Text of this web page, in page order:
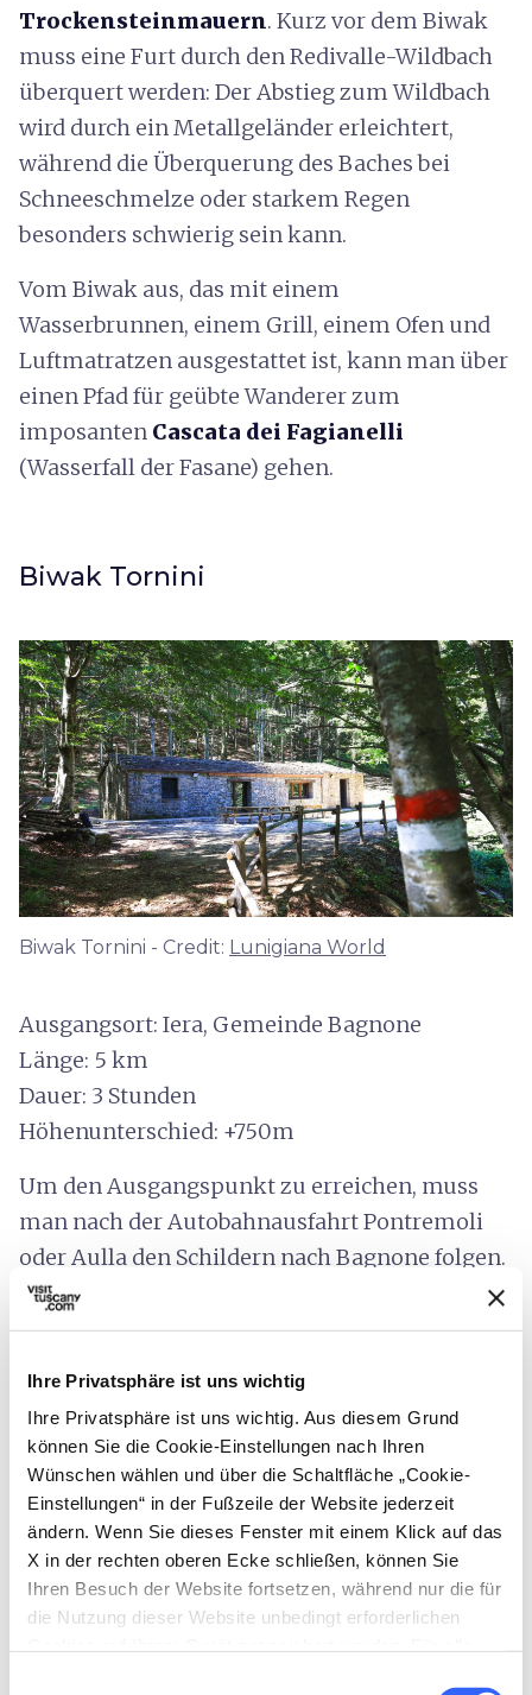
Ihre Privatsphäre ist uns wichtig
Ihre Privatsphäre ist uns wichtig. Aus diesem Grund
können Sie die Cookie-Einstellungen nach Ihren
Wünschen wählen und über die Schaltfläche „Cookie-
Einstellungen“ in der Fußzeile der Website jederzeit
ändern. Wenn Sie dieses Fenster mit einem Klick auf das
X in der rechten oberen Ecke schließen, können Sie
Ihren Besuch der Website fortsetzen, während nur die für
die Nutzung dieser Website unbedingt erforderlichen
Trockensteinmauern. Kurz vor dem Biwak
muss eine Furt durch den Redivalle-Wildbach
überquert werden: Der Abstieg zum Wildbach
wird durch ein Metallgeländer erleichtert,
während die Überquerung des Baches bei
Schneeschmelze oder starkem Regen
besonders schwierig sein kann.
Vom Biwak aus, das mit einem
Wasserbrunnen, einem Grill, einem Ofen und
Luftmatratzen ausgestattet ist, kann man über
einen Pfad für geübte Wanderer zum
imposanten Cascata dei Fagianelli
(Wasserfall der Fasane) gehen.
Biwak Tornini
Biwak Tornini - Credit: Lunigiana World
Ausgangsort: Iera, Gemeinde Bagnone
Länge: 5 km
Dauer: 3 Stunden
Höhenunterschied: +750m
Um den Ausgangspunkt zu erreichen, muss
man nach der Autobahnausfahrt Pontremoli
oder Aulla den Schildern nach Bagnone folgen.
Nach der Ortsdurchfahrt geht es weiter
Richtung Iera. Kurz nach dem Dorf Iera, an der
auf die Wegweiser des
CAI-Wanderweges
116
Die Route führt abwechselndauf Wegen und
Schotterstraße sowie durch wunderschöne
Buchenwälder mit offensichtlichen
Meilerplätzen. Vorbei am Biwak Garbia geht
es weiter zum Biwak Tornini, wo es Wasser,